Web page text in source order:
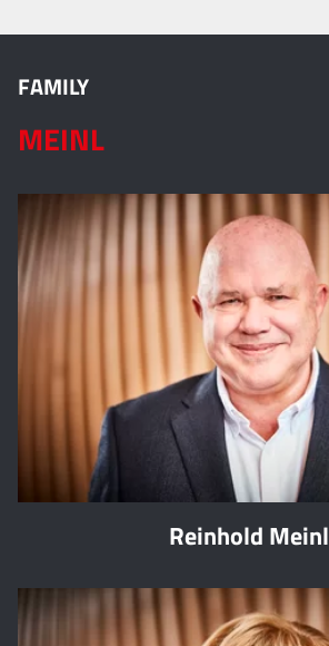
MEINL
FAMILY
Reinhold Meinl